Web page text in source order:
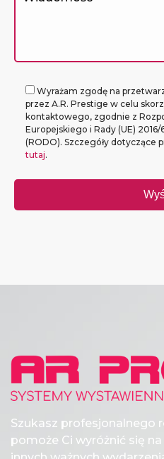
Wyrażam zgodę na
przez A.R. Prestige w celu
kontaktowego, zgodnie z
Europejskiego i Rady (UE)
(RODO). Szczegóły dotyczące
tutaj.
Szukasz profesjonalnego
pomoże Ci wyróżnić się